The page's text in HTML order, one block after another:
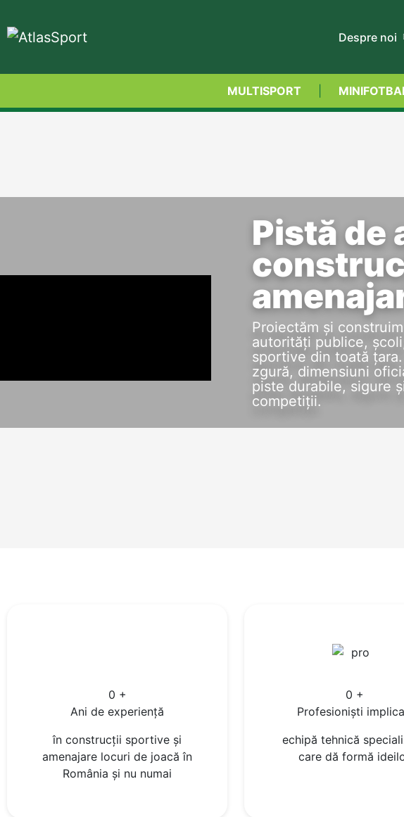
Despre noi
MULTISPORT
Pistă de
Proiectăm și
autorități publice,
sportive din toată
zgură, dimensiuni
piste durabile, sigure
competiții.
0 +
Ani de experiență
în construcții sportive și
amenajare locuri de joacă în
România și nu numai
0 +
Profesioniști
echipă tehnică
care dă formă